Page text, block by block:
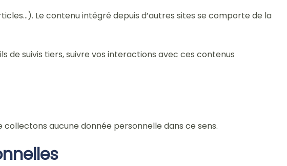
Le contenu intégré depuis d’autres sites se comporte de la
de suivis tiers, suivre vos interactions avec ces contenus
collectons aucune donnée personnelle dans ce sens.